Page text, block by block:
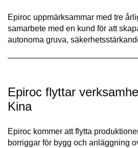
Epiroc uppmärksammar med tre
samarbete med en kund för att
autonoma gruva,
Epiroc flyttar
Kina
Epiroc kommer att flytta
borriggar för bygg och anläggning